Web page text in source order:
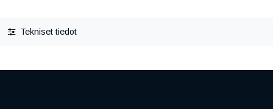
Tekniset tiedot